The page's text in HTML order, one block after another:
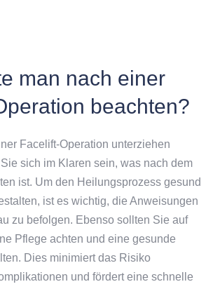
man nach einer
beachten?
Facelift-Operation unterziehen
sich im Klaren sein, was nach dem
ist. Um den Heilungsprozess gesund
ist es wichtig, die Anweisungen
zu befolgen. Ebenso sollten Sie auf
Pflege achten und eine gesunde
Dies minimiert das Risiko
und fördert eine schnelle